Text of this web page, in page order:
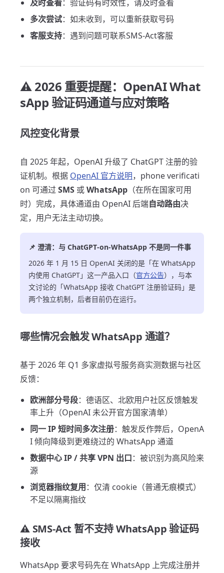
及时查看：验证码有时效性，请及时查看
多次尝试：如未收到，可以重新获取号码
客服支持：遇到问题可联系SMS-Act客服
⚠️ 2026 重要提醒：OpenAI What
sApp 验证码通道与应对策略
风控变化背景
自 2025 年起，OpenAI 升级了 ChatGPT 注册的验
证机制。根据 OpenAI 官方说明，phone verificati
on 可通过 SMS 或WhatsApp （在所在国家可用
时）完成，具体通道由 OpenAI 后端自动路由决
定，用户无法主动切换。
📌 澄清：与 ChatGPT-on-WhatsApp 不是同一件事
2026 年 1 月 15 日 OpenAI 关闭的是「在 WhatsApp
内使用 ChatGPT」这一产品入口（官方公告），与本
文讨论的「WhatsApp 接收 ChatGPT 注册验证码」是
两个独立机制，后者目前仍在运行。
哪些情况会触发 WhatsApp 通道？
基于 2026 年 Q1 多家虚拟号服务商实测数据与社区
反馈：
欧洲部分号段：德语区、北欧用户社区反馈触发
率上升（OpenAI 未公开官方国家清单）
同一 IP 短时间多次注册：触发反作弊后，OpenA
I 倾向降级到更难绕过的 WhatsApp 通道
数据中心 IP / 共享 VPN 出口：被识别为高风险来
源
浏览器指纹复用：仅清 cookie（普通无痕模式）
不足以隔离指纹
⚠️ SMS-Act 暂不支持 WhatsApp 验证码
接收
WhatsApp 要求号码先在 WhatsApp 上完成注册并